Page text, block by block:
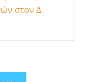
στον Δ.